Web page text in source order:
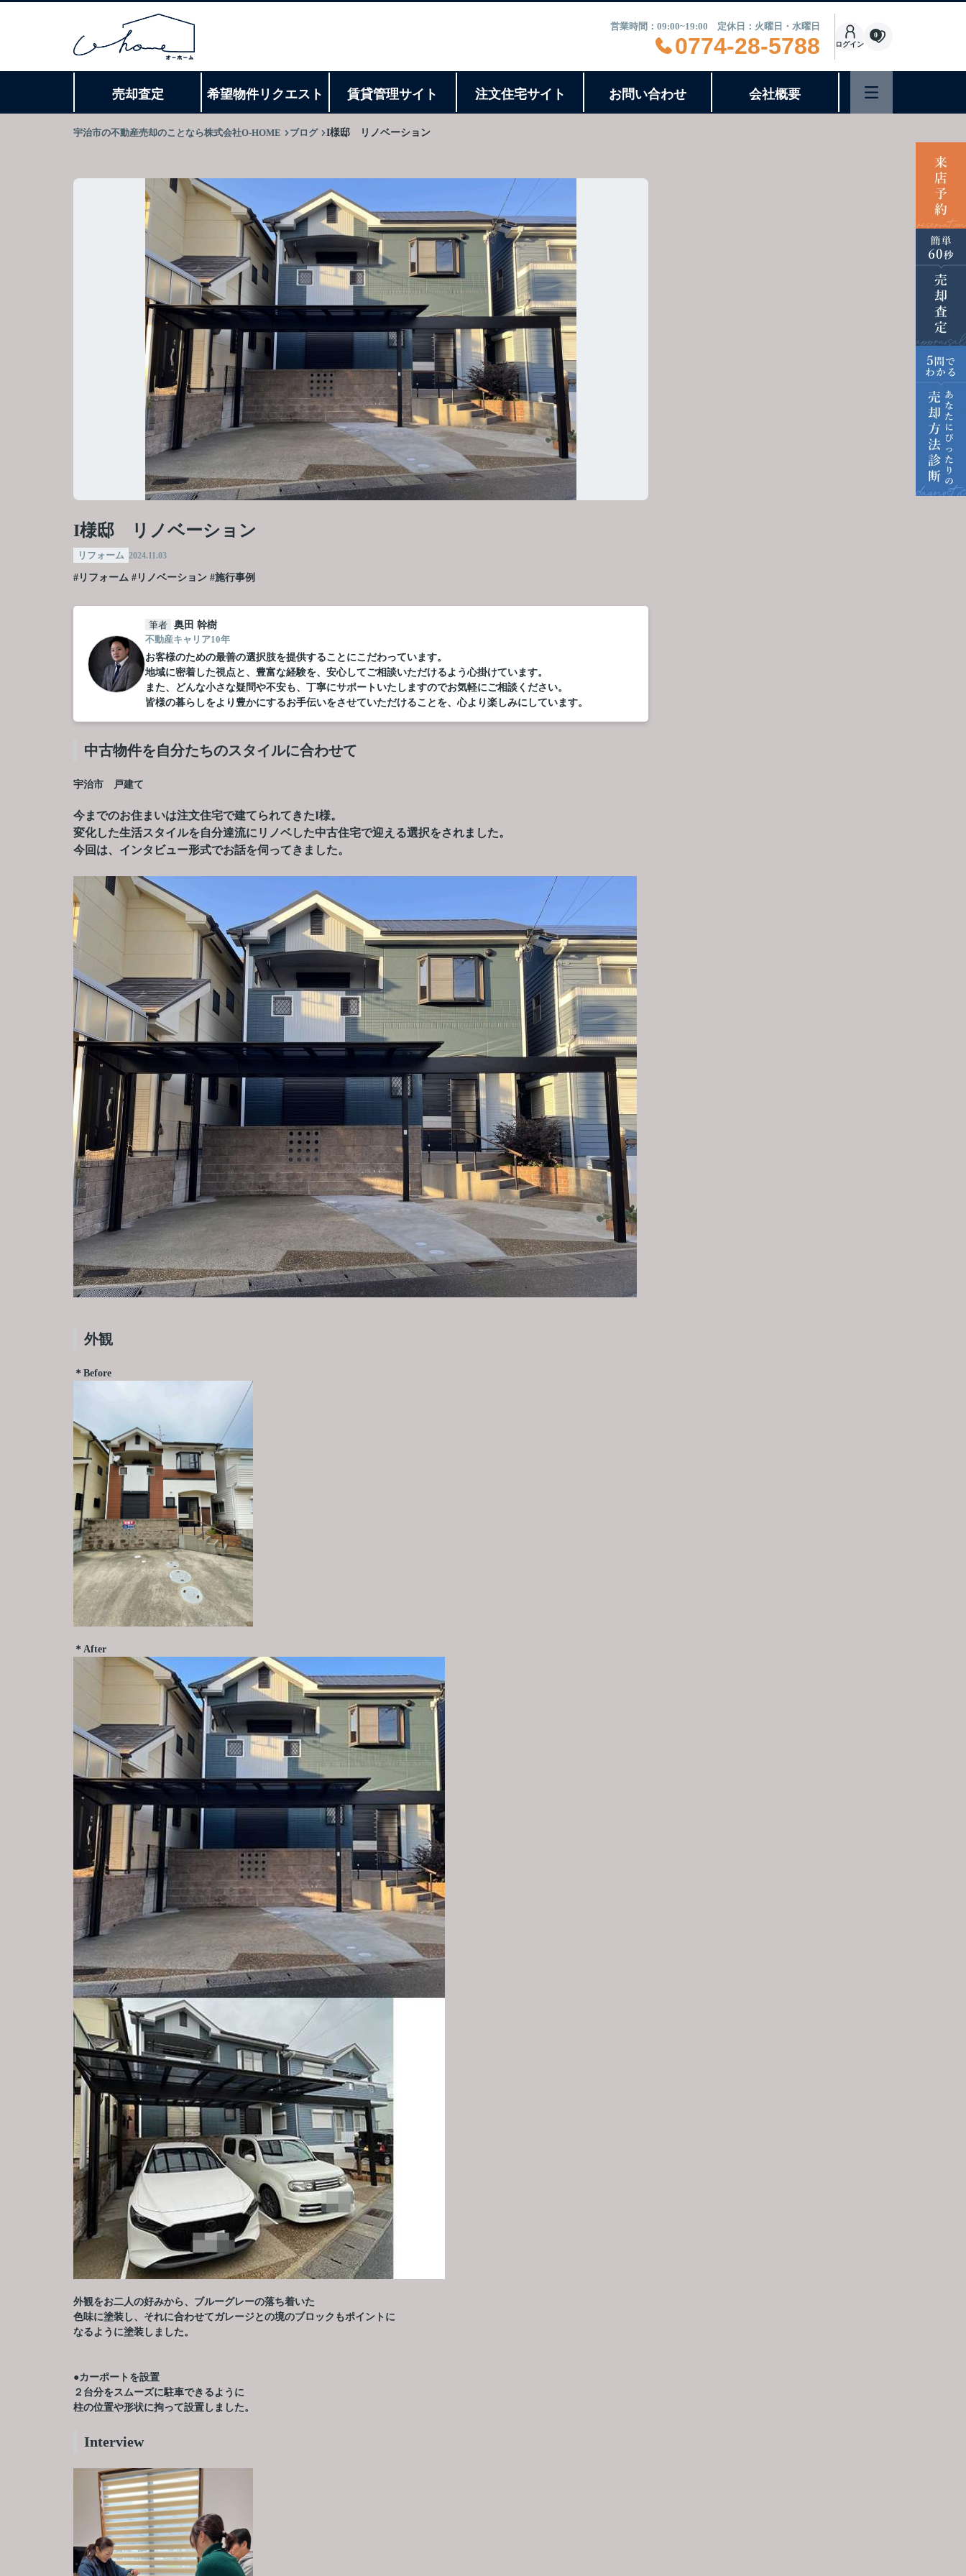
営業時間：09:00~19:00 定休日：火曜日・水曜日
0774-28-5788 ログイン
0
売却査定 希望物件リクエスト 賃貸管理サイト 注文住宅サイト お問い合わせ 会社概要
宇治市の不動産売却のことなら株式会社O-HOME ブログ I様邸 リノベーション
I様邸 リノベーション
リフォーム 2024.11.03
#リフォーム #リノベーション #施行事例
筆者 奥田 幹樹
不動産キャリア10年
お客様のための最善の選択肢を提供することにこだわっています。
地域に密着した視点と、豊富な経験を、安心してご相談いただけるよう心掛けています。
また、どんな小さな疑問や不安も、丁寧にサポートいたしますのでお気軽にご相談ください。
皆様の暮らしをより豊かにするお手伝いをさせていただけることを、心より楽しみにしています。
中古物件を自分たちのスタイルに合わせて
宇治市 戸建て
今までのお住まいは注文住宅で建てられてきたI様。
変化した生活スタイルを自分達流にリノベした中古住宅で迎える選択をされました。
今回は、インタビュー形式でお話を伺ってきました。
外観
＊Before
＊After
外観をお二人の好みから、ブルーグレーの落ち着いた
色味に塗装し、それに合わせてガレージとの境のブロックもポイントに
なるように塗装しました。
●カーポートを設置
２台分をスムーズに駐車できるように
柱の位置や形状に拘って設置しました。
Interview